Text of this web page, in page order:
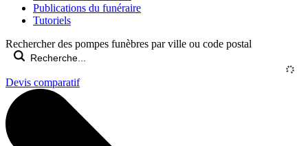
Publications du funéraire
Tutoriels
Rechercher des pompes funèbres par ville ou code postal
Devis comparatif